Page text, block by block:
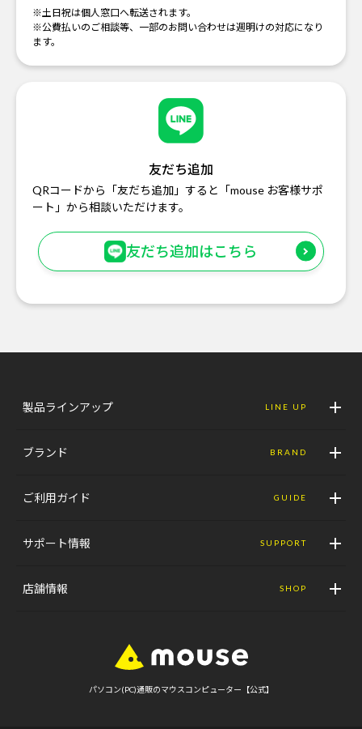
※土日祝は個人窓口へ転送されます。
※公費払いのご相談等、一部のお問い合わせは週明けの対応になり
ます。
友だち追加
QRコードから「友だち追加」すると「mouse お客様サポ
ート」から相談いただけます。
友だち追加はこちら
製品ラインアップ LINE UP
ブランド BRAND
ご利用ガイド GUIDE
サポート情報 SUPPORT
店舗情報 SHOP
パソコン(PC)通販のマウスコンピューター【公式】